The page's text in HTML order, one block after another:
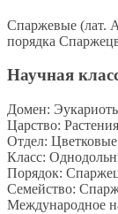
Спаржевые (лат.
порядка
Научная
Домен:
Царство: Растения
Отдел: Цветковые
Класс:
Порядок:
Семейство:
Международное